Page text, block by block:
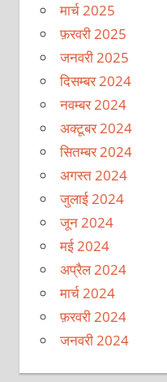
मार्च 2025
फ़रवरी 2025
जनवरी 2025
दिसम्बर 2024
नवम्बर 2024
अक्टूबर 2024
सितम्बर 2024
अगस्त 2024
जुलाई 2024
जून 2024
मई 2024
अप्रैल 2024
मार्च 2024
फ़रवरी 2024
जनवरी 2024